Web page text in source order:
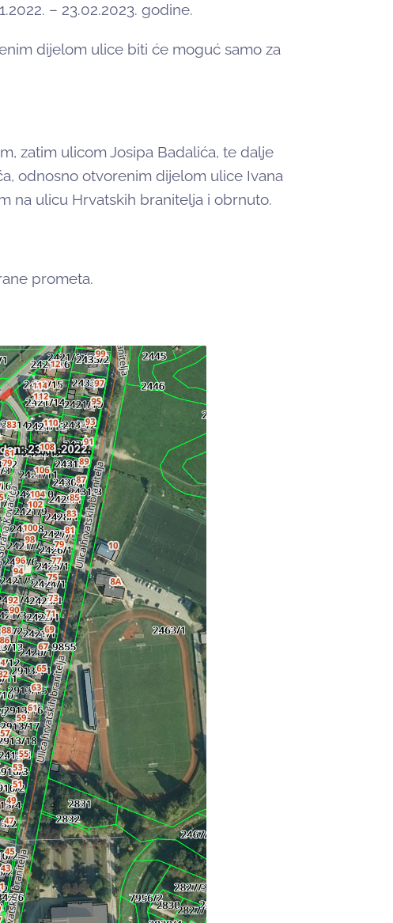
– 23.02.2023. godine.
dijelom ulice biti će moguć samo za
zatim ulicom Josipa Badalića, te dalje
odnosno otvorenim dijelom ulice Ivana
na ulicu Hrvatskih branitelja i obrnuto.
prometa.